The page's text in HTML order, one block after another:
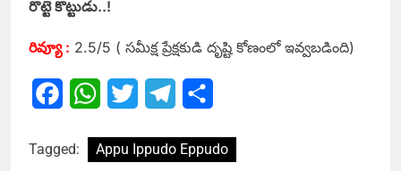
రొట్టె కొట్టుడు..!
రివ్యూ : 2.5/5 ( సమీక్ష ప్రేక్షకుడి దృష్టి కోణంలో ఇవ్వబడింది)
FacebookWhatsApp
Twitter Telegram
Tagged:
Appu Ippudo Eppudo